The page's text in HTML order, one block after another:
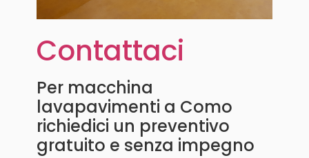
Contattaci
Per macchina
lavapavimenti a Como
richiedici un preventivo
gratuito e senza impegno